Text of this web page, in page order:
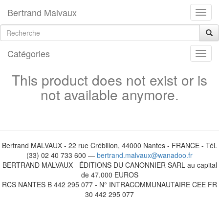
Bertrand Malvaux
Catégories
This product does not exist or is
not available anymore.
Bertrand MALVAUX - 22 rue Crébillon, 44000 Nantes - FRANCE - Tél.
(33) 02 40 733 600 — bertrand.malvaux@wanadoo.fr
BERTRAND MALVAUX - ÉDITIONS DU CANONNIER SARL au capital
de 47.000 EUROS
RCS NANTES B 442 295 077 - N° INTRACOMMUNAUTAIRE CEE FR
30 442 295 077